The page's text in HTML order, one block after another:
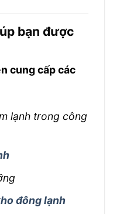
bạn được
cung cấp các
lạnh trong công
đông lạnh